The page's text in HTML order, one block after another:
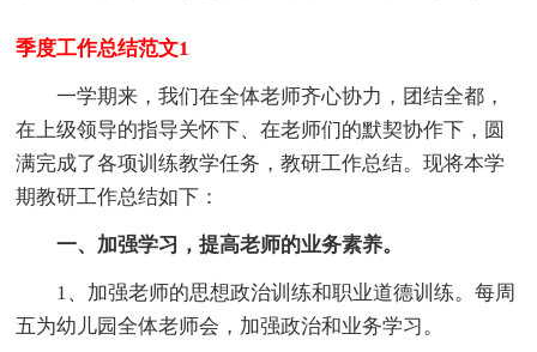
季度工作总结范文1
一学期来，我们在全体老师齐心协力，团结全都，
在上级领导的指导关怀下、在老师们的默契协作下，圆
满完成了各项训练教学任务，教研工作总结。现将本学
期教研工作总结如下：
一、加强学习，提高老师的业务素养。
1、加强老师的思想政治训练和职业道德训练。每周
五为幼儿园全体老师会，加强政治和业务学习。